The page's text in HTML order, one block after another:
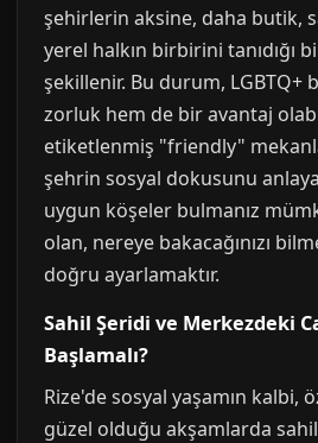
şehirlerin aksine, daha butik,
yerel halkın birbirini tanıdığı
şekillenir. Bu durum, LGBTQ+
zorluk hem de bir avantaj
etiketlenmiş "friendly"
şehrin sosyal dokusunu
uygun köşeler bulmanız
olan, nereye bakacağınızı
doğru ayarlamaktır.
Sahil Şeridi ve Merkezdeki
Başlamalı?
Rize'de sosyal yaşamın kalbi,
güzel olduğu akşamlarda